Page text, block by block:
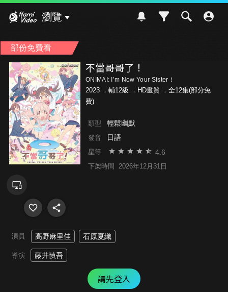
瀏覽
部份免費看
不當哥哥了！
ONIMAI: I’m Now Your Sister！
2023 ． 輔12級
．HD畫質 ．全12集(部分免
費)
類型 輕鬆幽默
發音 日語
星等 4.6
下架時間 2026年12月31日
演員 高野麻里佳 石原夏織
導演 藤井慎吾
請先登入